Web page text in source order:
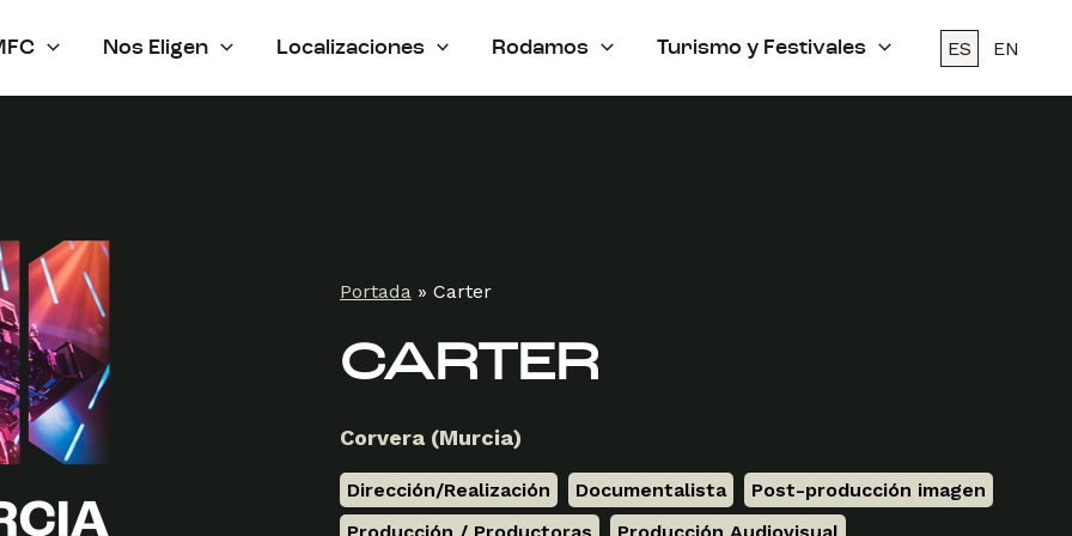
Nos Eligen Localizaciones Rodamos Turismo y Festivales ES EN
Portada » Carter
CARTER
Corvera (Murcia)
Dirección/Realización Documentalista Post-producción imagen
Producción / Productoras
Producción Audiovisual